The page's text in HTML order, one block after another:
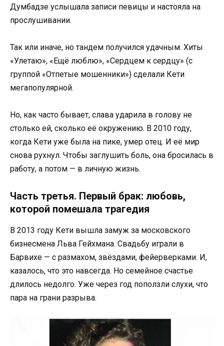
Думбадзе услышала записи певицы и настояла на
прослушивании.
Так или иначе, но тандем получился удачным. Хиты
«Улетаю», «Ещё люблю», «Сердцем к сердцу» (с
группой «Отпетые мошенники») сделали Кети
мегапопулярной.
Но, как часто бывает, слава ударила в голову не
столько ей, сколько её окружению. В 2010 году,
когда Кети уже была на пике, умер отец. И её мир
снова рухнул. Чтобы заглушить боль, она бросилась в
работу, а потом — в личную жизнь.
Часть третья. Первый брак: любовь,
которой помешала трагедия
В 2013 году Кети вышла замуж за московского
бизнесмена Льва Гейхмана. Свадьбу играли в
Барвихе — с размахом, звёздами, фейерверками. И,
казалось, что это навсегда. Но семейное счастье
длилось недолго. Уже через год поползли слухи, что
пара на грани разрыва.